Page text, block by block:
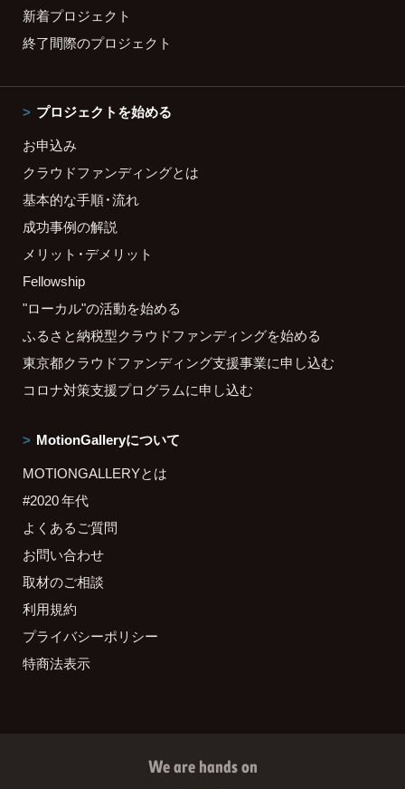
新着プロジェクト
終了間際のプロジェクト
プロジェクトを始める
お申込み
クラウドファンディングとは
基本的な手順・流れ
成功事例の解説
メリット・デメリット
Fellowship
"ローカル"の活動を始める
ふるさと納税型クラウドファンディングを始める
東京都クラウドファンディング支援事業に申し込む
コロナ対策支援プログラムに申し込む
MotionGalleryについて
MOTIONGALLERYとは
#2020 年代
よくあるご質問
お問い合わせ
取材のご相談
利用規約
プライバシーポリシー
特商法表示
We are hands on